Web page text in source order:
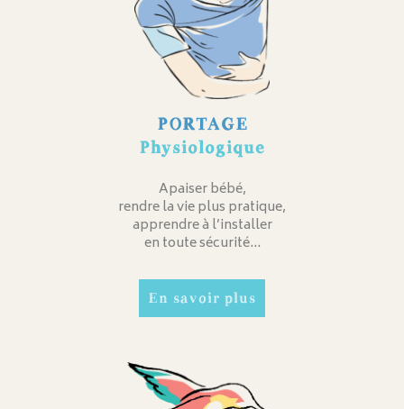
PORTAGE
Physiologique
Apaiser bébé,
rendre la vie plus pratique,
apprendre à l’installer
en toute sécurité…
En savoir plus